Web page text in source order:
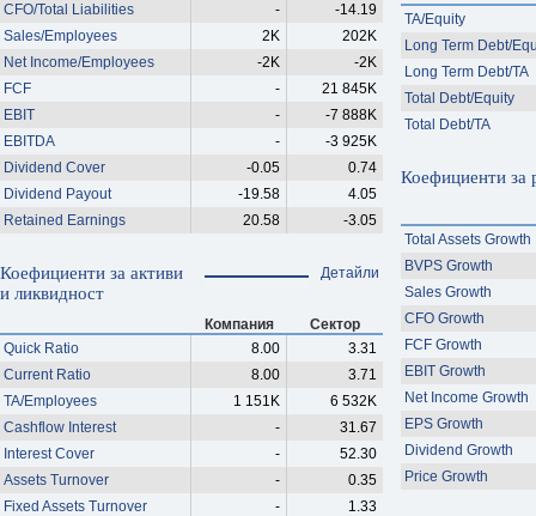
CFO/Total Liabilities
-
-14.19
Sales/Employees
2K
202K
Net Income/Employees
-2K
-2K
FCF
-
21 845K
EBIT
-
-7 888K
EBITDA
-
-3 925K
Dividend Cover
-0.05
0.74
Dividend Payout
-19.58
4.05
Retained Earnings
20.58 -3.05
Коефициенти за активи
и ликвидност
Детайли
Компания
Сектор
Quick Ratio
8.00
3.31
Current Ratio
8.00
3.71
TA/Employees
1 151K
6 532K
Cashflow Interest
-
31.67
Interest Cover
-
52.30
Assets Turnover
-
0.35
Fixed Assets Turnover
-
1.33
TA/Equity
Long Term Debt/
Long Term Debt/TA
Total Debt/Equity
Total Debt/TA
Коефициенти за
Total Assets Growth
BVPS Growth
Sales Growth
CFO Growth
FCF Growth
EBIT Growth
Net Income Growth
EPS Growth
Dividend Growth
Price Growth